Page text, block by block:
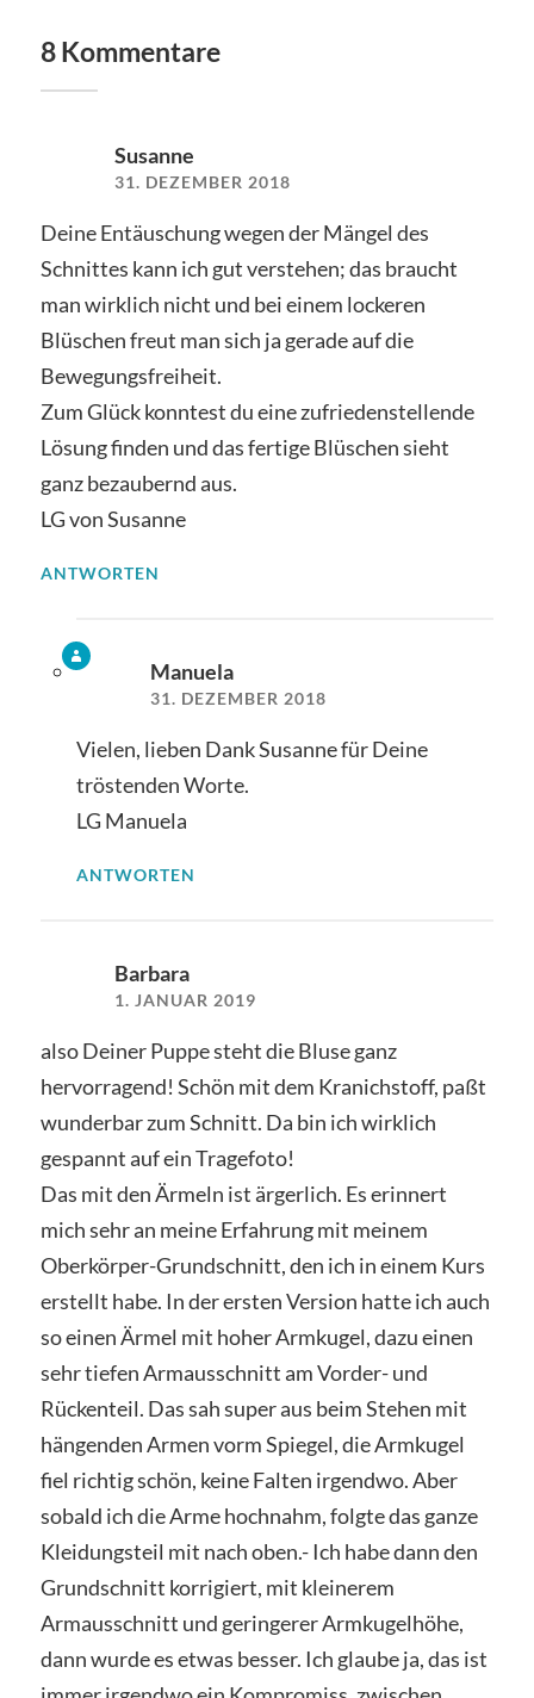
8 Kommentare
Susanne
31. DEZEMBER 2018
Deine Entäuschung wegen der Mängel des
Schnittes kann ich gut verstehen; das braucht
man wirklich nicht und bei einem lockeren
Blüschen freut man sich ja gerade auf die
Bewegungsfreiheit.
Zum Glück konntest du eine zufriedenstellende
Lösung finden und das fertige Blüschen sieht
ganz bezaubernd aus.
LG von Susanne
ANTWORTEN
Manuela
31. DEZEMBER 2018
Vielen, lieben Dank Susanne für Deine
tröstenden Worte.
LG Manuela
ANTWORTEN
Barbara
1. JANUAR 2019
also Deiner Puppe steht die Bluse ganz
hervorragend! Schön mit dem Kranichstoff, paßt
wunderbar zum Schnitt. Da bin ich wirklich
gespannt auf ein Tragefoto!
Das mit den Ärmeln ist ärgerlich. Es erinnert
mich sehr an meine Erfahrung mit meinem
Oberkörper-Grundschnitt, den ich in einem Kurs
erstellt habe. In der ersten Version hatte ich auch
so einen Ärmel mit hoher Armkugel, dazu einen
sehr tiefen Armausschnitt am Vorder- und
Rückenteil. Das sah super aus beim Stehen mit
hängenden Armen vorm Spiegel, die Armkugel
fiel richtig schön, keine Falten irgendwo. Aber
sobald ich die Arme hochnahm, folgte das ganze
Kleidungsteil mit nach oben.- Ich habe dann den
Grundschnitt korrigiert, mit kleinerem
Armausschnitt und geringerer Armkugelhöhe,
dann wurde es etwas besser. Ich glaube ja, das ist